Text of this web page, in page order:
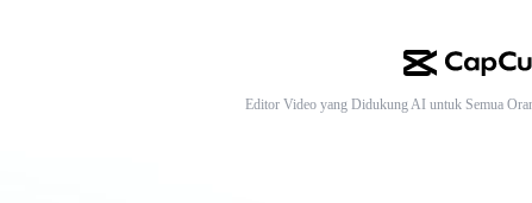
Editor Video yang Didukung AI untuk Semua